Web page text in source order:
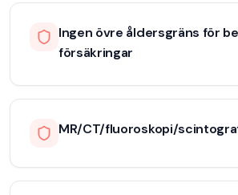
Ingen övre åldersgräns för
försäkringar
MR/CT/fluoroskopi/